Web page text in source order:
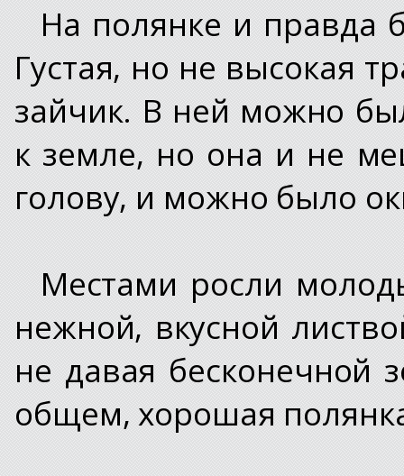
На полянке и правда
Густая, но не высокая
зайчик. В ней можно
к земле, но она и не
голову, и можно было
Местами росли
нежной, вкусной
не давая бесконечной
общем, хорошая